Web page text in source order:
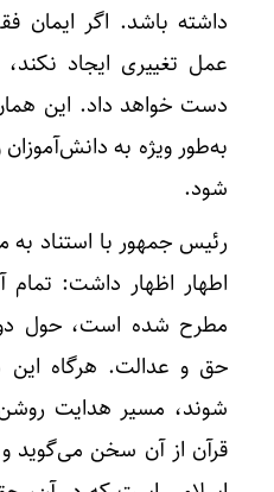
داشته باشد. اگر ایمان
عمل تغییری ایجاد
دست خواهد داد. این
به‌طور ویژه به
شود.
رئیس جمهور با استناد به
اطهار اظهار داشت: تمام
مطرح شده است، حول
حق و عدالت. هرگاه
شوند، مسیر هدایت
قرآن از آن سخن می‌گوید و